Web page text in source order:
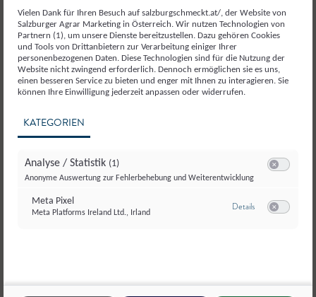
Vielen Dank für Ihren Besuch auf salzburgschmeckt.at/, der Website von
Salzburger Agrar Marketing in Österreich. Wir nutzen Technologien von
Partnern (1), um unsere Dienste bereitzustellen. Dazu gehören Cookies
und Tools von Drittanbietern zur Verarbeitung einiger Ihrer
personenbezogenen Daten. Diese Technologien sind für die Nutzung der
Website nicht zwingend erforderlich. Dennoch ermöglichen sie es uns,
einen besseren Service zu bieten und enger mit Ihnen zu interagieren. Sie
können Ihre Einwilligung jederzeit anpassen oder widerrufen.
KATEGORIEN
Analyse / Statistik (1)
Anonyme Auswertung zur Fehlerbehebung und Weiterentwicklung
Meta Pixel
Meta Platforms Ireland Ltd., Irland
Detailszu Meta Pixel